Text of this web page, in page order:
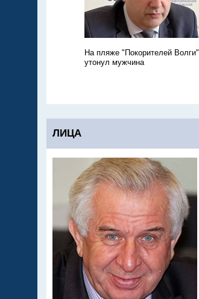
На пляже "Покорителей Волги"
утонул мужчина
ЛИЦА